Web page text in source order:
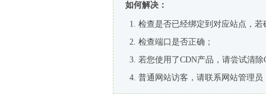
如何解决：
检查是否已经绑定到对应站点，
检查端口是否正确；
若您使用了CDN产品，请尝试清除
普通网站访客，请联系网站管理员